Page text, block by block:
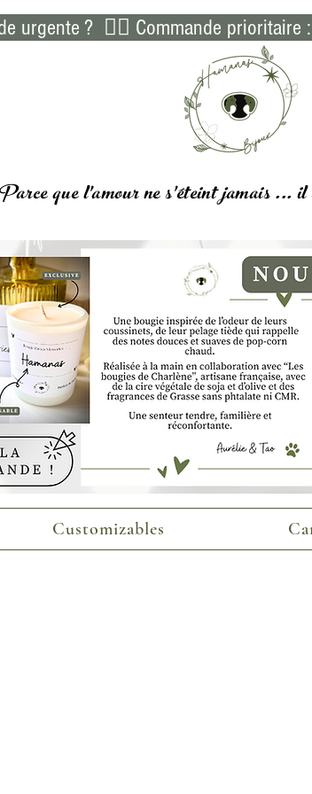
urgente ?  👉🏻 Commande
que l'amour ne s'éteint jamais ... il
Customizables